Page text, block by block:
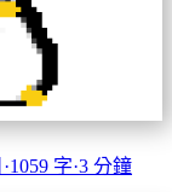
·1059 字·3 分鐘